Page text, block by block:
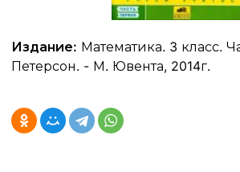
Издание: Математика. 3 класс.
Петерсон. - М. Ювента, 2014г.